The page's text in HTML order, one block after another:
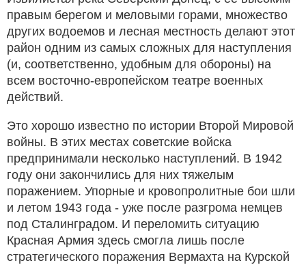
правым берегом и меловыми горами, множество
других водоемов и лесная местность делают этот
район одним из самых сложных для наступления
(и, соответственно, удобным для обороны) на
всем восточно-европейском театре военных
действий.
Это хорошо известно по истории Второй Мировой
войны. В этих местах советские войска
предпринимали несколько наступлений. В 1942
году они закончились для них тяжелым
поражением. Упорные и кровопролитные бои шли
и летом 1943 года - уже после разгрома немцев
под Сталинградом. И переломить ситуацию
Красная Армия здесь смогла лишь после
стратегического поражения Вермахта на Курской